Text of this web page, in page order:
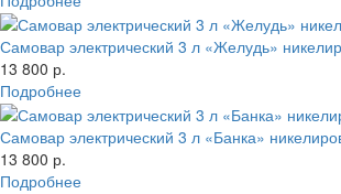
Самовар электрический 3 л «Желудь»
13 800 р.
Подробнее
Самовар электрический 3 л «Банка»
13 800 р.
Подробнее